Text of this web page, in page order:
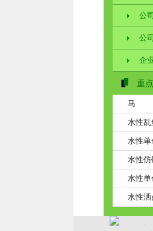
公
公
企
重
马
水性乱
水性单
水性仿
水性单
水性洒